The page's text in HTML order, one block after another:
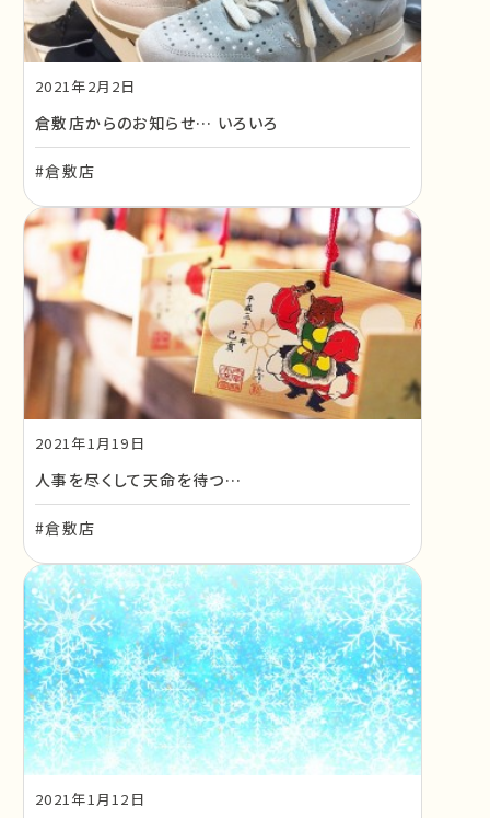
2021年2月2日
倉敷店からのお知らせ… いろいろ
#倉敷店
2021年1月19日
人事を尽くして天命を待つ…
#倉敷店
2021年1月12日